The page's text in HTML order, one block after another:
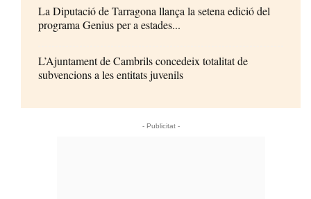
La Diputació de Tarragona llança la setena edició del
programa Genius per a estades...
L’Ajuntament de Cambrils concedeix totalitat de
subvencions a les entitats juvenils
- Publicitat -